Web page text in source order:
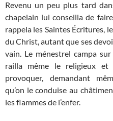
Revenu un peu plus tard
chapelain lui conseilla de
rappela les Saintes Écritures,
du Christ, autant que ses
vain. Le ménestrel campa
railla même le religieux et
provoquer, demandant
qu’on le conduise au
les flammes de l’enfer.